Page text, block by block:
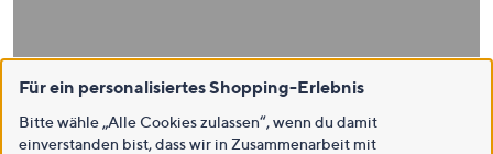
Für ein personalisiertes Shopping-Erlebnis
Bitte wähle „Alle Cookies zulassen“, wenn du damit
einverstanden bist, dass wir in Zusammenarbeit mit